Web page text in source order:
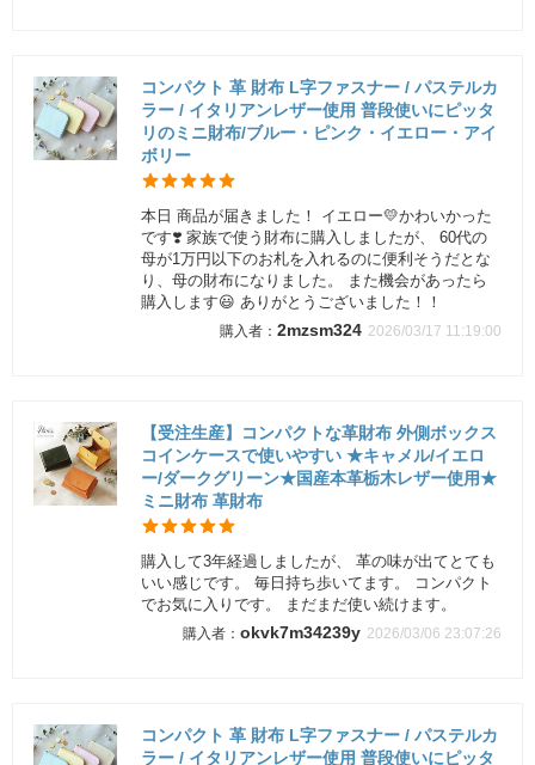
コンパクト 革 財布 L字ファスナー / パステルカ
ラー / イタリアンレザー使用 普段使いにピッタ
リのミニ財布/ブルー・ピンク・イエロー・アイ
ボリー
本日 商品が届きました！ イエロー💛かわいかった
です❣️ 家族で使う財布に購入しましたが、 60代の
母が1万円以下のお札を入れるのに便利そうだとな
り、母の財布になりました。 また機会があったら
購入します😃 ありがとうございました！！
2mzsm324 2026/03/17 11:19:00
【受注生産】コンパクトな革財布 外側ボックス
コインケースで使いやすい ★キャメル/イエロ
ー/ダークグリーン★国産本革栃木レザー使用★
ミニ財布 革財布
購入して3年経過しましたが、 革の味が出てとても
いい感じです。 毎日持ち歩いてます。 コンパクト
でお気に入りです。 まだまだ使い続けます。
okvk7m34239y 2026/03/06 23:07:26
コンパクト 革 財布 L字ファスナー / パステルカ
ラー / イタリアンレザー使用 普段使いにピッタ